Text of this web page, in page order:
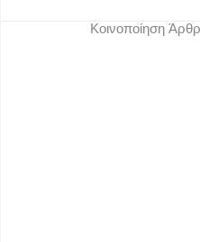
Κοινοποίηση